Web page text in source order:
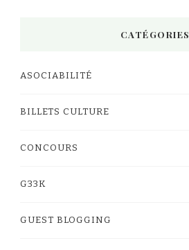
CATÉGORIES
ASOCIABILITÉ
BILLETS CULTURE
CONCOURS
G33K
GUEST BLOGGING